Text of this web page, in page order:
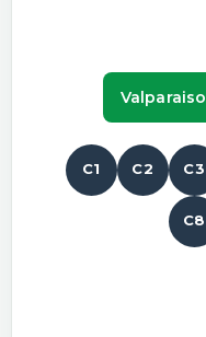
Valparaiso
C1 C2 C3
C8